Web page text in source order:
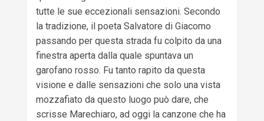
tutte le sue eccezionali sensazioni. Secondo
la tradizione, il poeta Salvatore di Giacomo
passando per questa strada fu colpito da una
finestra aperta dalla quale spuntava un
garofano rosso. Fu tanto rapito da questa
visione e dalle sensazioni che solo una vista
mozzafiato da questo luogo può dare, che
scrisse Marechiaro, ad oggi la canzone che ha